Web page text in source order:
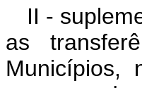
II -
as